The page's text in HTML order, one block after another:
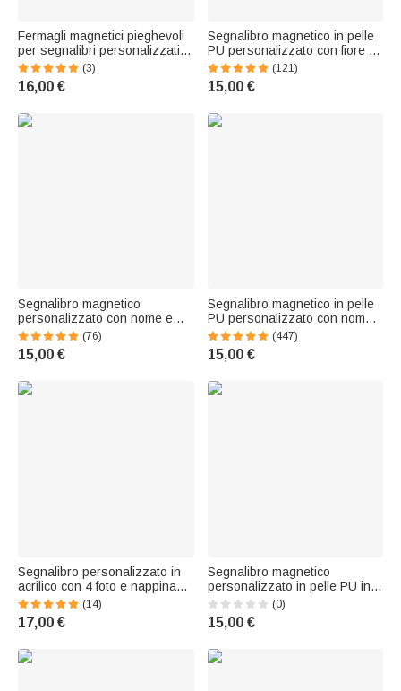
Fermagli magnetici pieghevoli
per segnalibri personalizzati in
stile Polaroid con testo Regalo
di compleanno e di ritorno a
scuola per gli amanti dei libri
(3)
16,00 €
Segnalibro magnetico in pelle
PU personalizzato con fiore di
nascita personaggio animato e
nome regalo perfetto per
amanti dei libri
(121)
15,00 €
Segnalibro magnetico
personalizzato con nome e
personaggio animato, adatto a
ogni età e genere - Regalo di
compleanno per amanti dei
(76)
15,00 €
Segnalibro magnetico in pelle
PU personalizzato con nome
fiore di nascita e personaggio
regalo di compleanno per
bambini e amanti della lettura
(447)
15,00 €
Segnalibro personalizzato in
acrilico con 4 foto e nappina
colorata - Regalo di
compleanno per amici e
parenti
(14)
17,00 €
Segnalibro magnetico
personalizzato in pelle PU in
stile retrò con fiore del mese di
nascita e nome – Regalo per
uso quotidiano, laurea o
appassionati di lettura e
(0)
15,00 €